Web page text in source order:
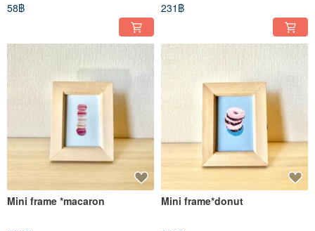
58฿ 231฿
Mini frame *macaron Mini frame*donut